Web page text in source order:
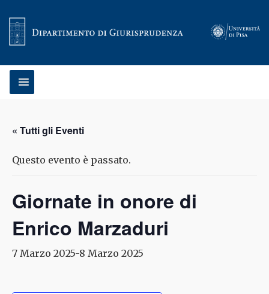
« Tutti gli Eventi
Questo evento è passato.
Giornate in onore di
Enrico Marzaduri
7 Marzo 2025-8 Marzo 2025